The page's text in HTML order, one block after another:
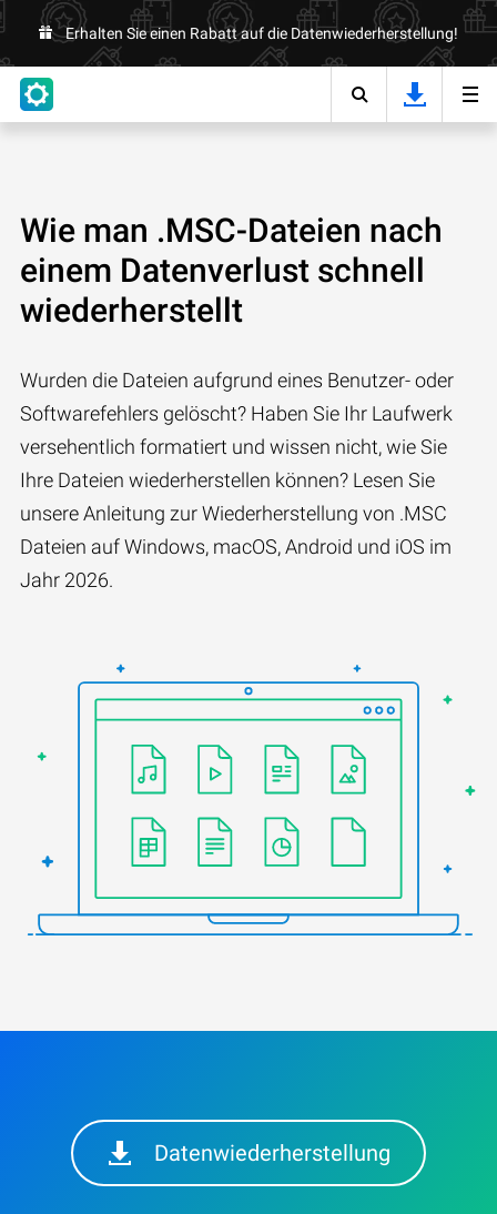
Erhalten Sie einen Rabatt auf die Datenwiederherstellung!
Wie man .MSC-Dateien nach
einem Datenverlust schnell
wiederherstellt
Wurden die Dateien aufgrund eines Benutzer- oder
Softwarefehlers gelöscht? Haben Sie Ihr Laufwerk
versehentlich formatiert und wissen nicht, wie Sie
Ihre Dateien wiederherstellen können? Lesen Sie
unsere Anleitung zur Wiederherstellung von .MSC
Dateien auf Windows, macOS, Android und iOS im
Jahr 2026.
Datenwiederherstellung